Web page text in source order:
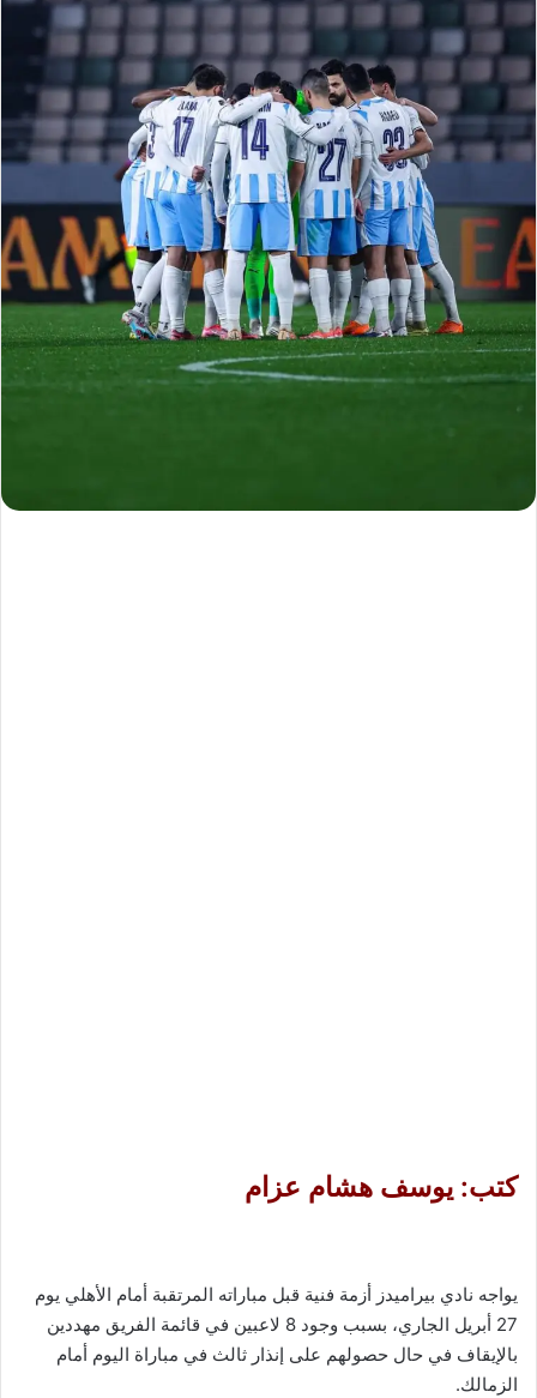
كتب: يوسف هشام عزام
يواجه نادي بيراميدز أزمة فنية قبل مباراته المرتقبة أمام الأهلي يوم
27 أبريل الجاري، بسبب وجود 8 لاعبين في قائمة الفريق مهددين
بالإيقاف في حال حصولهم على إنذار ثالث في مباراة اليوم أمام
الزمالك.